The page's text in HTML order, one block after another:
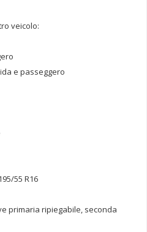
veicolo:
e passeggero
55 R16
primaria ripiegabile, seconda